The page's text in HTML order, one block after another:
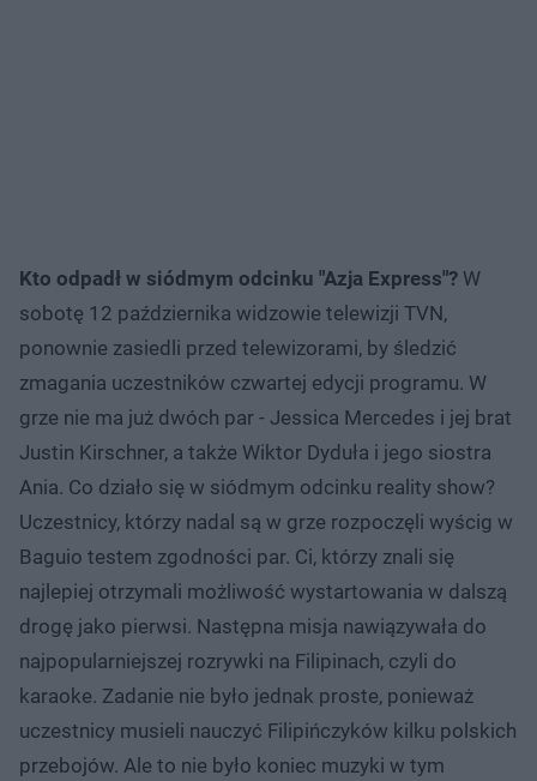
Kto odpadł w siódmym odcinku "Azja Express"? W
sobotę 12 października widzowie telewizji TVN,
ponownie zasiedli przed telewizorami, by śledzić
zmagania uczestników czwartej edycji programu. W
grze nie ma już dwóch par - Jessica Mercedes i jej brat
Justin Kirschner, a także Wiktor Dyduła i jego siostra
Ania. Co działo się w siódmym odcinku reality show?
Uczestnicy, którzy nadal są w grze rozpoczęli wyścig w
Baguio testem zgodności par. Ci, którzy znali się
najlepiej otrzymali możliwość wystartowania w dalszą
drogę jako pierwsi. Następna misja nawiązywała do
najpopularniejszej rozrywki na Filipinach, czyli do
karaoke. Zadanie nie było jednak proste, ponieważ
uczestnicy musieli nauczyć Filipińczyków kilku polskich
przebojów. Ale to nie było koniec muzyki w tym